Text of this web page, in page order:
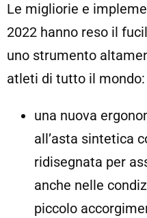
Le migliorie e
2022 hanno reso il
uno strumento
atleti di tutto il mondo:
una nuova
all’asta sintetica
ridisegnata per
anche nelle
piccolo